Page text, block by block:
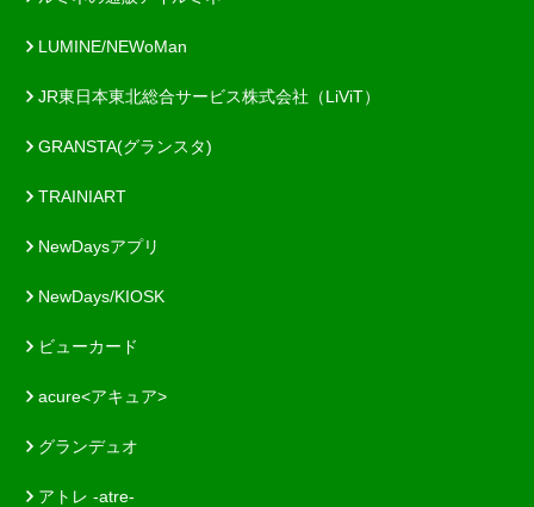
LUMINE/NEWoMan
JR東日本東北総合サービス株式会社（LiViT）
GRANSTA(グランスタ)
TRAINIART
NewDaysアプリ
NewDays/KIOSK
ビューカード
acure<アキュア>
グランデュオ
アトレ -atre-